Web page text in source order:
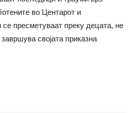
во Центарот и
се пресметуваат преку децата, не
својата приказна